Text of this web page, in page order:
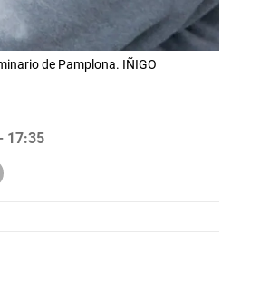
de Pamplona. IÑIGO
17:35